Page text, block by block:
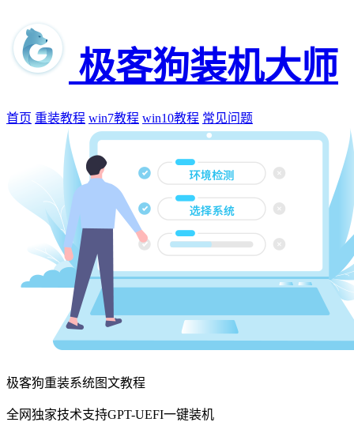
极客狗装机大师
首页 重装教程 win7教程 win10教程 常见问题
极客狗重装系统图文教程
全网独家技术支持GPT-UEFI一键装机